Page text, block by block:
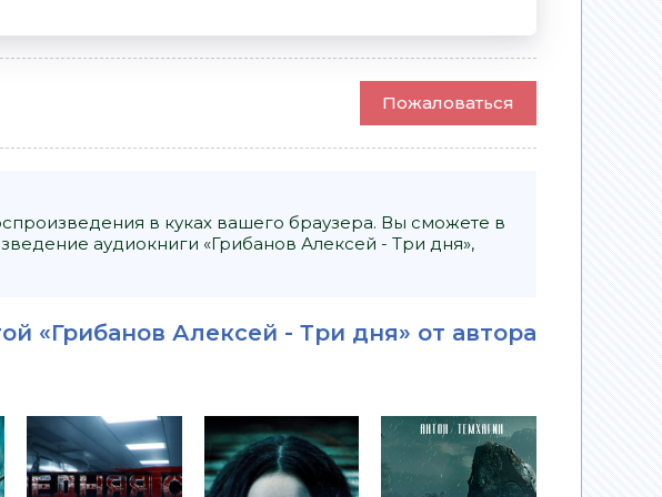
Пожаловаться
в куках вашего браузера. Вы сможете в
аудиокниги «Грибанов Алексей - Три дня»,
«Грибанов Алексей - Три дня» от автора